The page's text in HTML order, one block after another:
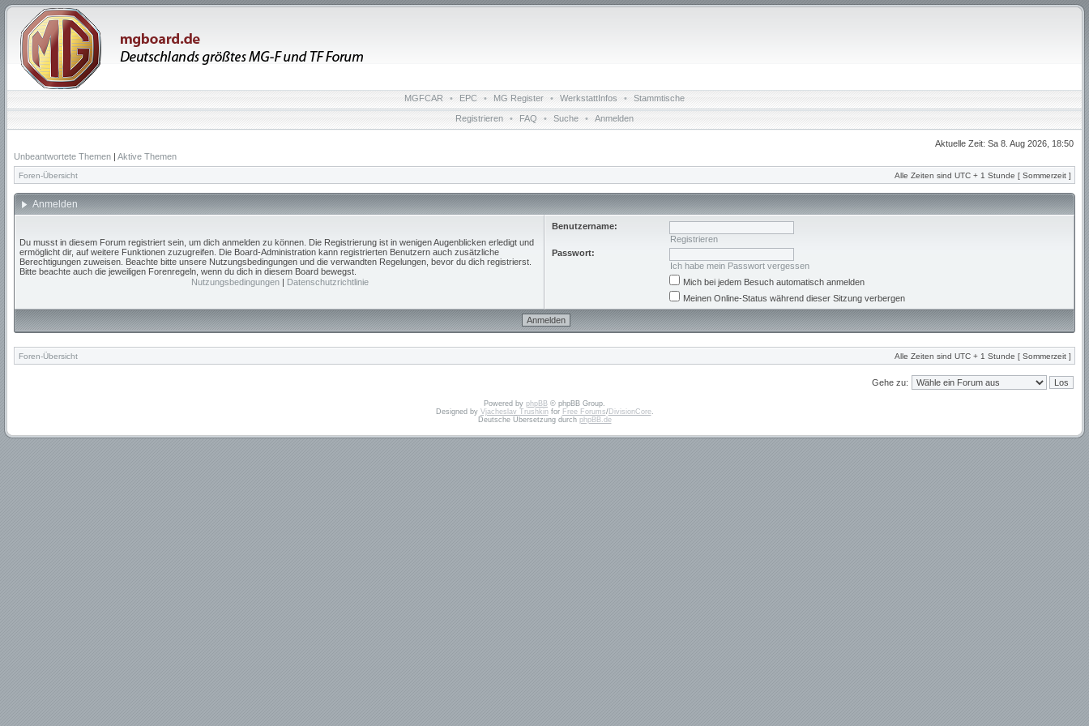
MGFCAR • EPC • MG Register • WerkstattInfos • Stammtische
Registrieren • FAQ • Suche • Anmelden
Aktuelle Zeit: Sa 8. Aug 2026, 18:50
Unbeantwortete Themen | Aktive Themen
Foren-Übersicht Alle Zeiten sind UTC + 1 Stunde [ Sommerzeit ]
Anmelden
Du musst in diesem Forum registriert sein, um dich anmelden zu können. Die Registrierung ist in wenigen Augenblicken erledigt und
ermöglicht dir, auf weitere Funktionen zuzugreifen. Die Board-Administration kann registrierten Benutzern auch zusätzliche
Berechtigungen zuweisen. Beachte bitte unsere Nutzungsbedingungen und die verwandten Regelungen, bevor du dich registrierst.
Bitte beachte auch die jeweiligen Forenregeln, wenn du dich in diesem Board bewegst.
Nutzungsbedingungen| Datenschutzrichtlinie
Benutzername:
Registrieren
Passwort:
Ich habe mein Passwort vergessen
Mich bei jedem Besuch automatisch anmelden
Meinen Online-Status während dieser Sitzung verbergen
Foren-Übersicht Alle Zeiten sind UTC + 1 Stunde [ Sommerzeit ]
Gehe zu:
Powered by phpBB © phpBB Group.
Designed by Vjacheslav Trushkinfor Free Forums/DivisionCore.
Deutsche Übersetzung durch phpBB.de